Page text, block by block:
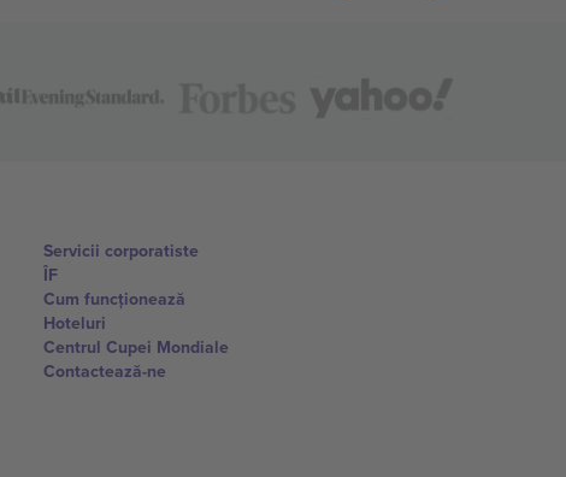
Servicii corporatiste
ÎF
Cum funcționează
Hoteluri
Centrul Cupei Mondiale
Contactează-ne